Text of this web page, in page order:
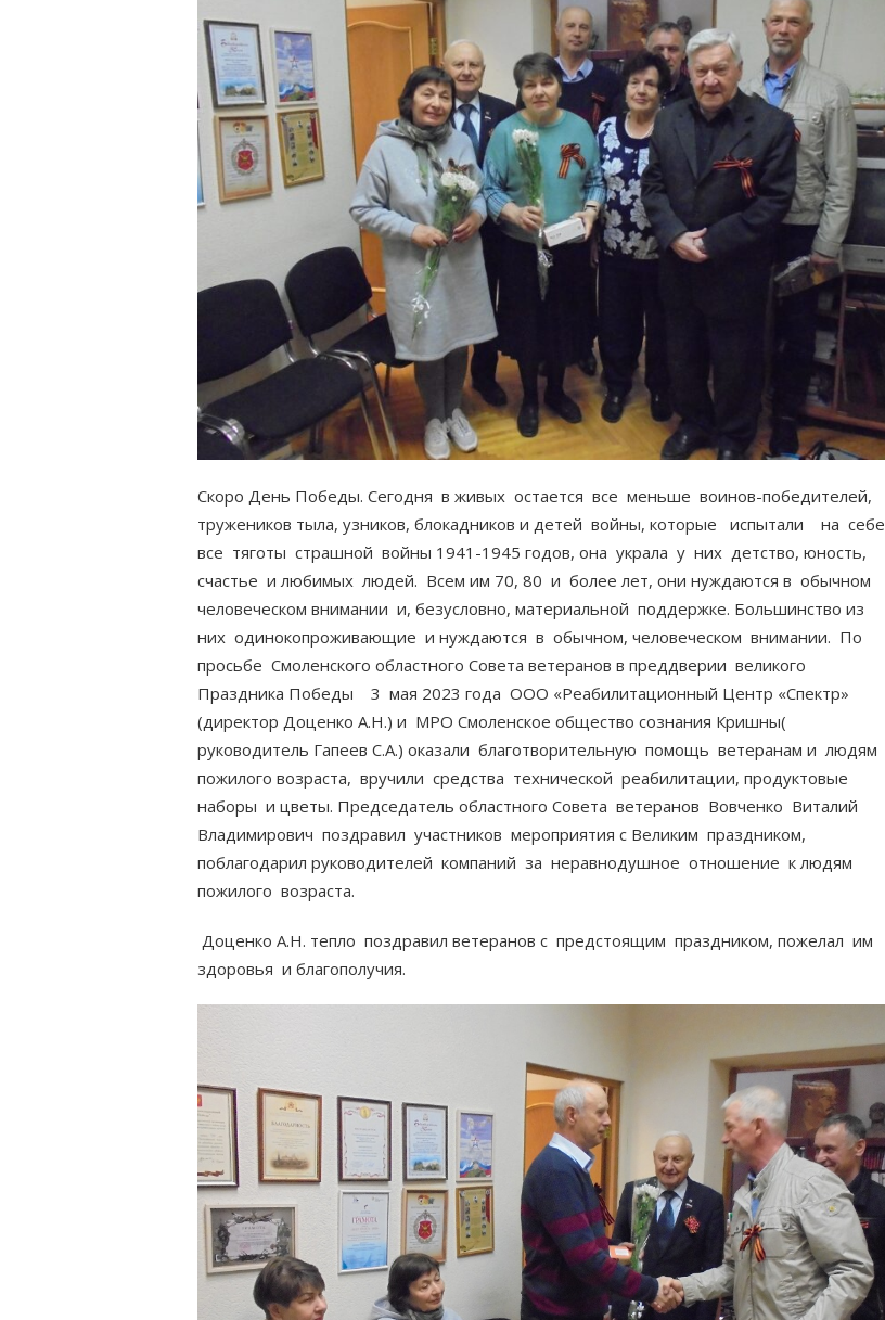
Скоро День Победы. Сегодня в живых остается все меньше воинов-победителей,
тружеников тыла, узников, блокадников и детей войны, которые испытали на себе
все тяготы страшной войны 1941-1945 годов, она украла у них детство, юность,
счастье и любимых людей. Всем им 70, 80 и более лет, они нуждаются в обычном
человеческом внимании и, безусловно, материальной поддержке. Большинство из
них одинокопроживающие и нуждаются в обычном, человеческом внимании. По
просьбе Смоленского областного Совета ветеранов в преддверии великого
Праздника Победы 3 мая 2023 года ООО «Реабилитационный Центр «Спектр»
(директор Доценко А.Н.) и МРО Смоленское общество сознания Кришны(
руководитель Гапеев С.А.) оказали благотворительную помощь ветеранам и людям
пожилого возраста, вручили средства технической реабилитации, продуктовые
наборы и цветы. Председатель областного Совета ветеранов Вовченко Виталий
Владимирович поздравил участников мероприятия с Великим праздником,
поблагодарил руководителей компаний за неравнодушное отношение к людям
пожилого возраста.
Доценко А.Н. тепло поздравил ветеранов с предстоящим праздником, пожелал им
здоровья и благополучия.